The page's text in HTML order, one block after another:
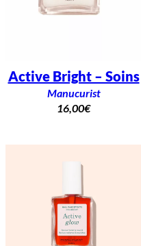
Active Bright – Soins
Manucurist
16,00€